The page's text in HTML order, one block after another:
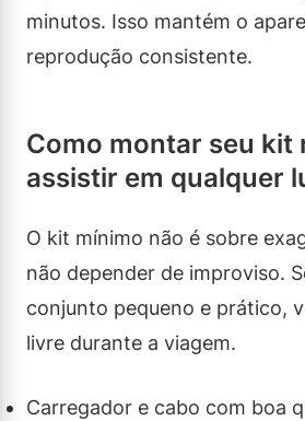
minutos. Isso mantém o
reprodução consistente.
Como montar seu kit
assistir em qualquer
O kit mínimo não é sobre
não depender de improviso.
conjunto pequeno e prático,
livre durante a viagem.
Carregador e cabo com boa